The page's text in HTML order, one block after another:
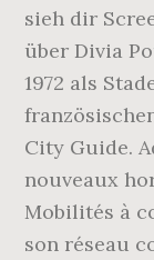
sieh dir
über Divia
1972 als
City Guide.
nouveaux
Mobilités à
son réseau